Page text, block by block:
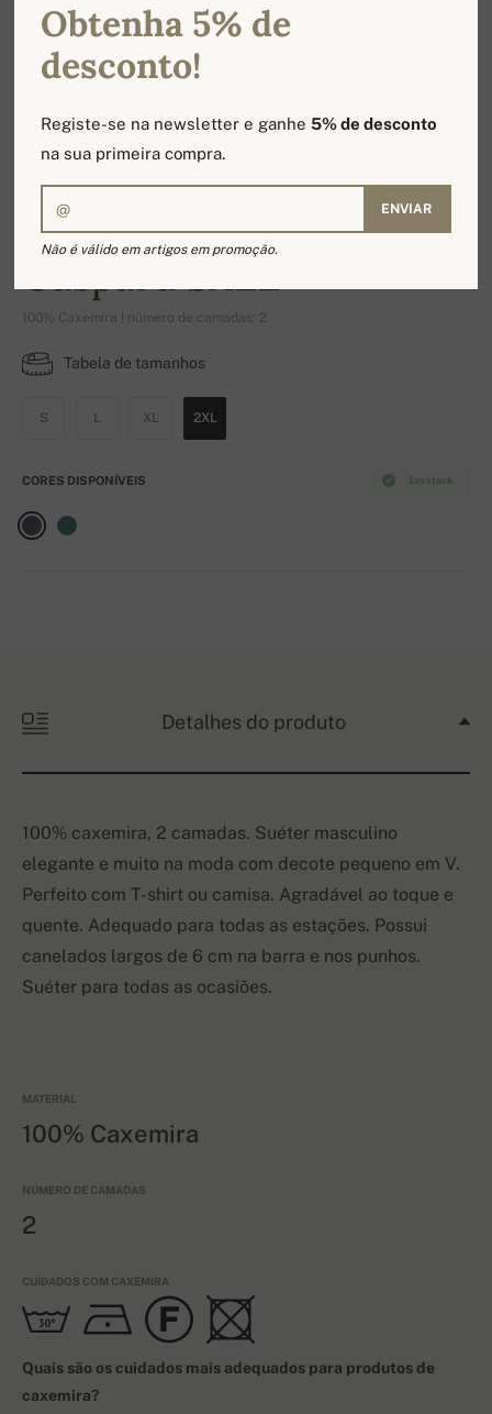
-19%
Gaspard SALE
100% Caxemira | número de camadas: 2
Tabela de tamanhos
S L XL 2XL
Em stock
CORES DISPONÍVEIS
Detalhes do produto
100% caxemira, 2 camadas. Suéter masculino
elegante e muito na moda com decote pequeno em V.
Perfeito com T-shirt ou camisa. Agradável ao toque e
quente. Adequado para todas as estações. Possui
canelados largos de 6 cm na barra e nos punhos.
Suéter para todas as ocasiões.
MATERIAL
100% Caxemira
NÚMERO DE CAMADAS
2
CUIDADOS COM CAXEMIRA
Quais são os cuidados mais adequados para produtos de
caxemira?
Obtenha 5% de
desconto!
Registe-se na newsletter e ganhe5% de desconto
na sua primeira compra.
ENVIAR
Não é válido em artigos em promoção.